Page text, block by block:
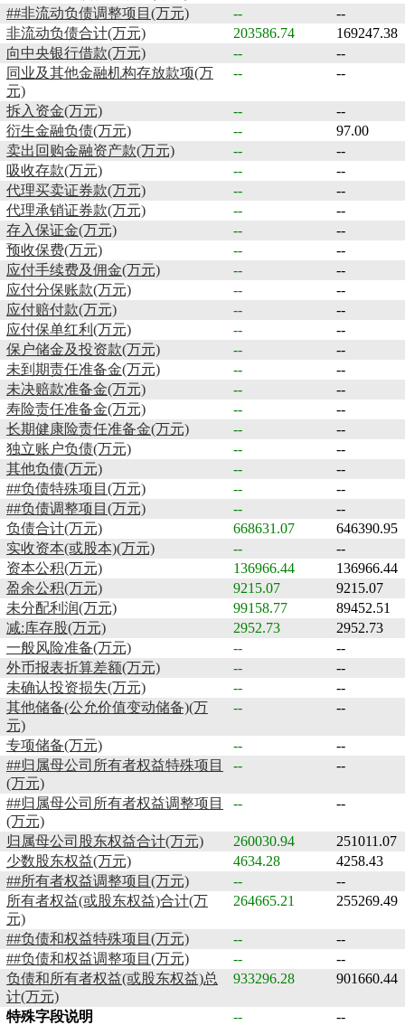
##非流动负债调整项目(万元)
--
--
非流动负债合计(万元)
203586.74
169247.38
向中央银行借款(万元)
--
--
同业及其他金融机构存放款项(万
元)
-- --
拆入资金(万元) --
--
衍生金融负债(万元)
--
97.00
卖出回购金融资产款(万元)
--
--
吸收存款(万元)
--
--
代理买卖证券款(万元)
--
--
代理承销证券款(万元)
--
--
存入保证金(万元)
--
--
预收保费(万元)
--
--
应付手续费及佣金(万元)
--
--
应付分保账款(万元)
--
--
应付赔付款(万元)
--
--
应付保单红利(万元)
--
--
保户储金及投资款(万元)
--
--
未到期责任准备金(万元)
--
--
未决赔款准备金(万元)
--
--
寿险责任准备金(万元)
--
--
长期健康险责任准备金(万元)
--
--
独立账户负债(万元)
--
--
其他负债(万元)
--
--
##负债特殊项目(万元)
--
--
##负债调整项目(万元)
--
--
负债合计(万元)
668631.07
646390.95
实收资本(或股本)(万元)
--
--
资本公积(万元)
136966.44
136966.44
盈余公积(万元)
9215.07
9215.07
未分配利润(万元)
99158.77
89452.51
减:库存股(万元)
2952.73
2952.73
一般风险准备(万元)
--
--
外币报表折算差额(万元)
--
--
未确认投资损失(万元)
--
--
其他储备(公允价值变动储备)(万
元)
-- --
专项储备(万元) --
--
##归属母公司所有者权益特殊项目
(万元)
-- --
##归属母公司所有者权益调整项目
(万元)
-- --
归属母公司股东权益合计(万元) 260030.94
251011.07
少数股东权益(万元)
4634.28
4258.43
##所有者权益调整项目(万元)
--
--
所有者权益(或股东权益)合计(万
元)
264665.21 255269.49
##负债和权益特殊项目(万元) --
--
##负债和权益调整项目(万元)
--
--
负债和所有者权益(或股东权益)总
计(万元)
933296.28 901660.44
特殊字段说明 --
--